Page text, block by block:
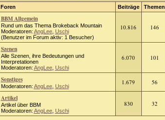
Foren Beiträge Themen
BBM Allgemein
Rund um das Thema Brokeback Mountain
Moderatoren: AngLee, Uschi
(Benutzer im Forum aktiv: 1 Besucher)
10.816 146
Szenen
Alle Szenen, ihre Bedeutungen und
Interpretationen
Moderatoren: AngLee, Uschi
6.070 101
Sonstiges
Moderatoren: AngLee, Uschi
1.679 56
Artikel
Artikel über BBM
Moderatoren: AngLee, Uschi
830 32